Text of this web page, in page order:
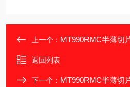
上一个： MT990RMC半薄切
返回列表
下一个： MT990RMC半薄切